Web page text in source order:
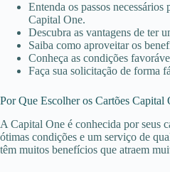
Entenda os passos
Capital One.
Descubra as vantagens de ter
Saiba como aproveitar os
Conheça as condições
Faça sua solicitação de forma
Por Que Escolher os Cartões Capital
A Capital One é conhecida por seus
ótimas condições e um serviço de
têm muitos benefícios que atraem